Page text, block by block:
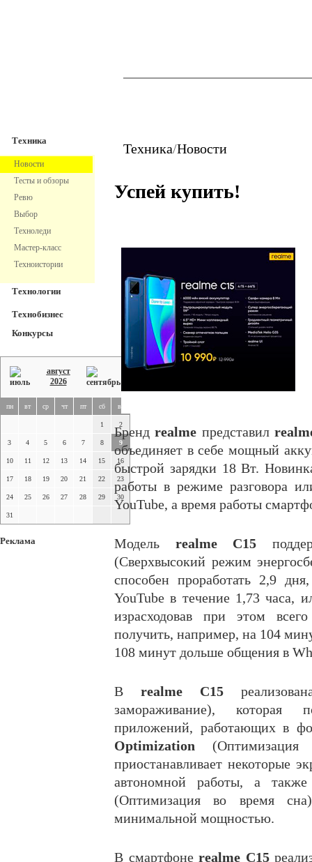
Техника
Новости
Тесты и обзоры
Ревю
Выбор
Техноледи
Мастер-класс
Техноистории
Технологии
Технобизнес
Конкурсы
август
2026
пн вт ср чт пт сб вс
1 2
3 4 5 6 7 8 9
10 11 12 13 14 15 16
17 18 19 20 21 22 23
24 25 26 27 28 29 30
31
Реклама
Техника/Новости
Успей купить!
Брендrealme представил
объединяет в себе мощный
быстрой зарядки 18 Вт.
работы в режиме разговора
YouTube, а время работы
Модель realme C15
(Сверхвысокий режим
способен проработать 2,9
YouTube в течение 1,73 часа,
израсходовав при этом
получить, например, на 104
108 минут дольше общения в
В realme C15
замораживание), которая
приложений, работающих в
Optimization (Оптимизация
приостанавливает некоторые
автономной работы, а
(Оптимизация во время
минимальной мощностью.
В смартфонеrealme C15